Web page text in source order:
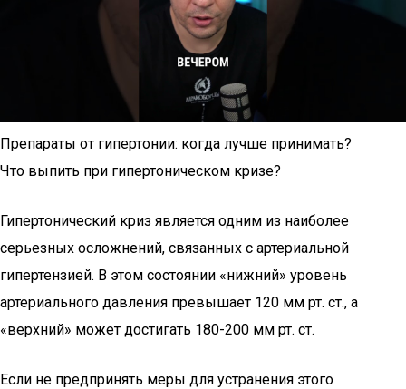
Препараты от гипертонии: когда лучше принимать?
Что выпить при гипертоническом кризе?
Гипертонический криз является одним из наиболее
серьезных осложнений, связанных с артериальной
гипертензией. В этом состоянии «нижний» уровень
артериального давления превышает 120 мм рт. ст., а
«верхний» может достигать 180-200 мм рт. ст.
Если не предпринять меры для устранения этого